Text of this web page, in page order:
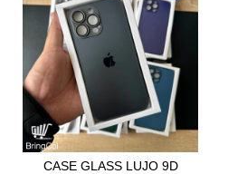
CASE GLASS LUJO 9D